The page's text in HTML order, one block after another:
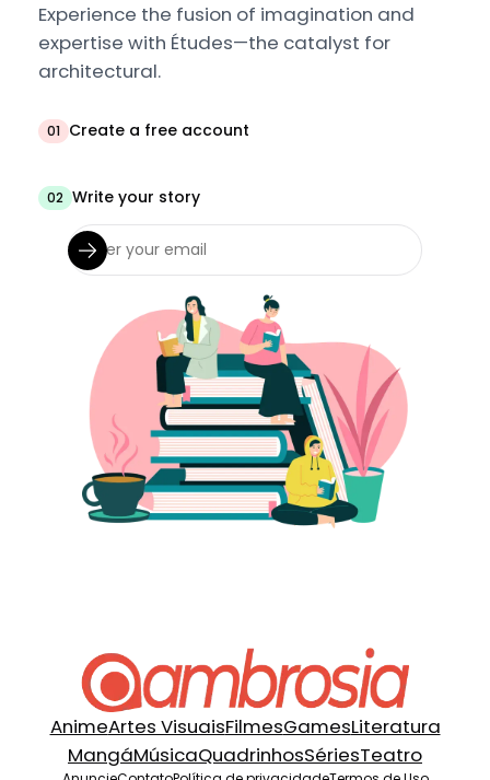
Experience the fusion of imagination and
expertise with Études—the catalyst for
architectural.
01 Create a free account
02 Write your story
AnimeArtes VisuaisFilmesGamesLiteratura
MangáMúsicaQuadrinhosSériesTeatro